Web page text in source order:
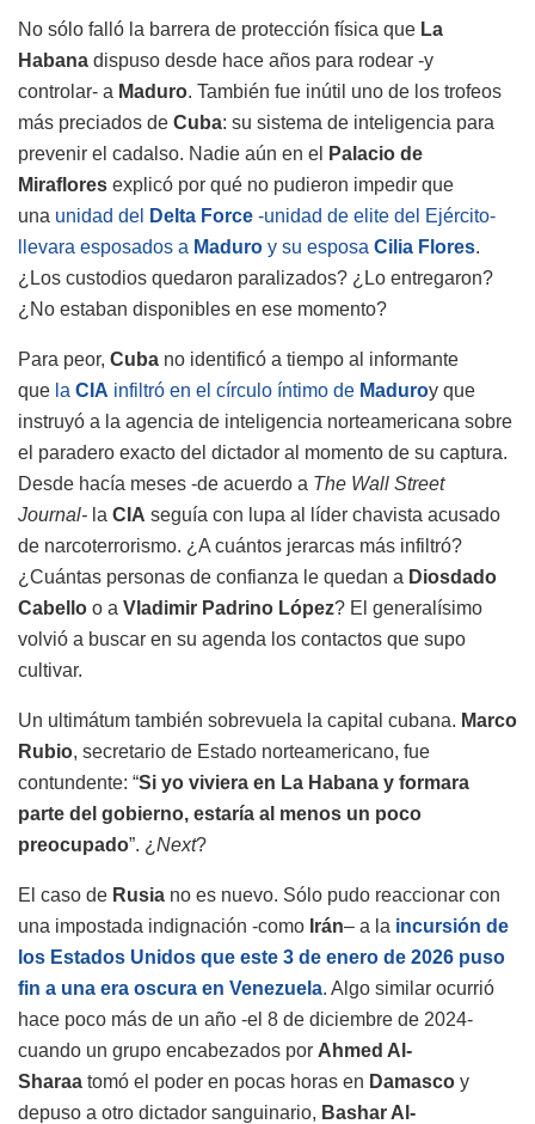
No sólo falló la barrera de protección física que La
Habana dispuso desde hace años para rodear -y
controlar- a Maduro. También fue inútil uno de los trofeos
más preciados de Cuba: su sistema de inteligencia para
prevenir el cadalso. Nadie aún en el
Palacio de
Miraflores explicó por qué no pudieron impedir que
una unidad del Delta Force -unidad de elite del Ejército-
llevara esposados a Maduro y su esposa Cilia Flores.
¿Los custodios quedaron paralizados? ¿Lo entregaron?
¿No estaban disponibles en ese momento?
Para peor, Cuba no identificó a tiempo al informante
que la CIA infiltró en el círculo íntimo de Maduroy que
instruyó a la agencia de inteligencia norteamericana sobre
el paradero exacto del dictador al momento de su captura.
Desde hacía meses -de acuerdo a The Wall Street
Journal- la CIA seguía con lupa al líder chavista acusado
de narcoterrorismo. ¿A cuántos jerarcas más infiltró?
¿Cuántas personas de confianza le quedan a Diosdado
Cabello o a Vladimir Padrino López? El generalísimo
volvió a buscar en su agenda los contactos que supo
cultivar.
Un ultimátum también sobrevuela la capital cubana. Marco
Rubio, secretario de Estado norteamericano, fue
contundente: “Si yo viviera en La Habana y formara
parte del gobierno, estaría al menos un poco
preocupado”. ¿ Next?
El caso de Rusia no es nuevo. Sólo pudo reaccionar con
una impostada indignación -como Irán– a la incursión de
los Estados Unidos que este 3 de enero de 2026 puso
fin a una era oscura en Venezuela. Algo similar ocurrió
hace poco más de un año -el 8 de diciembre de 2024-
cuando un grupo encabezados por Ahmed Al-
Sharaa tomó el poder en pocas horas en Damasco y
depuso a otro dictador sanguinario, Bashar Al-